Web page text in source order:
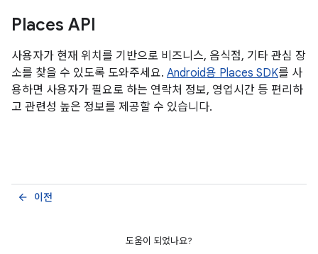
Places API
사용자가 현재 위치를 기반으로 비즈니스, 음식점, 기타 관심 장
소를 찾을 수 있도록 도와주세요. Android용 Places SDK를 사
용하면 사용자가 필요로 하는 연락처 정보, 영업시간 등 편리하
고 관련성 높은 정보를 제공할 수 있습니다.
이전
arrow_back
도움이 되었나요?